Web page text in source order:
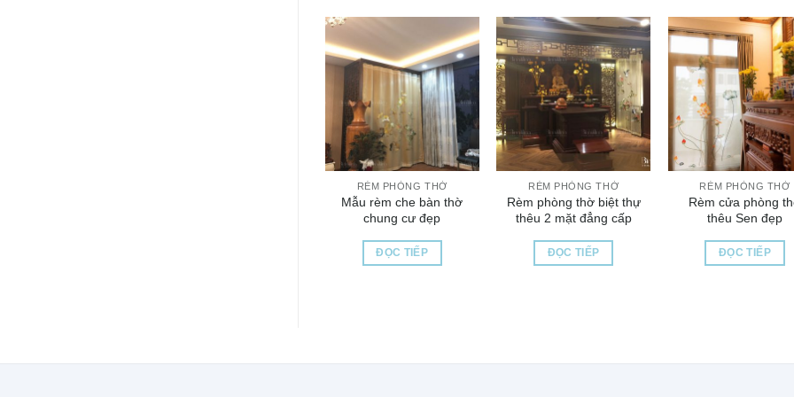
RÈM PHÒNG THỜ
Mẫu rèm che bàn thờ
chung cư đẹp
ĐỌC TIẾP
RÈM PHÒNG THỜ
Rèm phòng thờ biệt thự
thêu 2 mặt đẳng cấp
ĐỌC TIẾP
RÈM PHÒNG THỜ
Rèm cửa phòng
thêu Sen đẹp
ĐỌC TIẾP